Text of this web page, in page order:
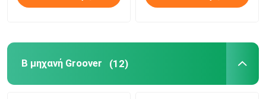
CNC Β τέμνουσα μηχανή
Β μηχανή Groover (12)